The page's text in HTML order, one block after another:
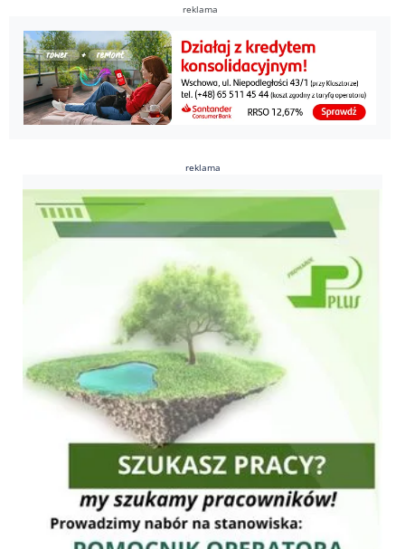
reklama
reklama